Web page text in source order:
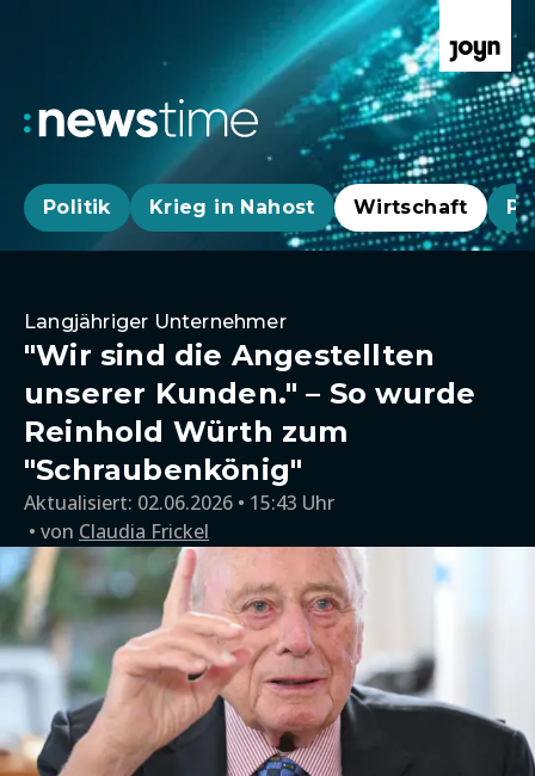
Politik Krieg in Nahost Wirtschaft
Langjähriger Unternehmer
"Wir sind die Angestellten
unserer Kunden." – So wurde
Reinhold Würth zum
"Schraubenkönig"
Aktualisiert: 02.06.2026 • 15:43 Uhr
von Claudia Frickel